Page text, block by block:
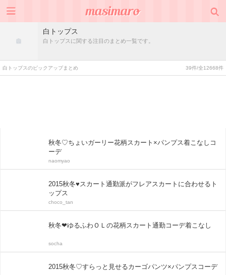
白トップス
白トップスに関する注目のまとめ一覧です。
白トップスのピックアップまとめ 39件/全12668件
秋冬♡ちょいガーリー花柄スカート×パンプス着こなしコ
ーデ
naomyao
2015秋冬♥スカート通勤派がフレアスカートに合わせるト
ップス
choco_tan
秋冬❤ゆるふわＯＬの花柄スカート通勤コーデ着こなし
socha
2015秋冬♡すらっと見せるカーゴパンツ×パンプスコーデ